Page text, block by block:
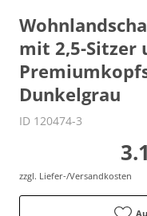
mit 2,5-Sitzer
Dunkelgrau
ID 120474-3
zzgl. Liefer-/Versandkosten